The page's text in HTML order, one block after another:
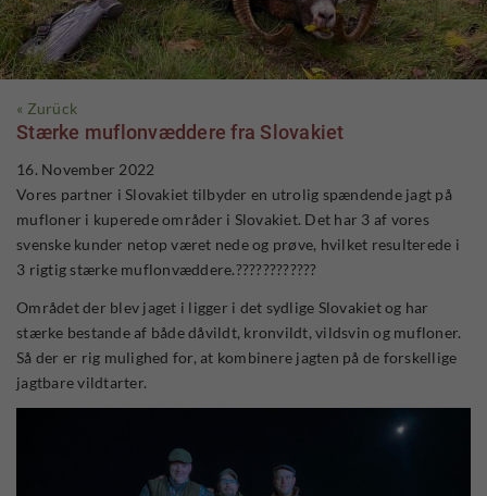
« Zurück
Stærke muflonvæddere fra Slovakiet
16. November 2022
Vores partner i Slovakiet tilbyder en utrolig spændende jagt på
mufloner i kuperede områder i Slovakiet. Det har 3 af vores
svenske kunder netop været nede og prøve, hvilket resulterede i
3 rigtig stærke muflonvæddere.????????????
Området der blev jaget i ligger i det sydlige Slovakiet og har
stærke bestande af både dåvildt, kronvildt, vildsvin og mufloner.
Så der er rig mulighed for, at kombinere jagten på de forskellige
jagtbare vildtarter.